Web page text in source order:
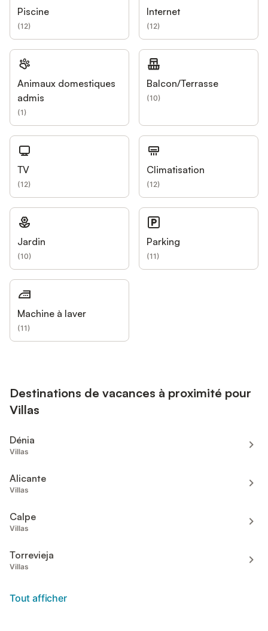
Piscine
(12)
Internet
(12)
Animaux domestiques
admis
(1)
Balcon/Terrasse
(10)
TV
(12)
Climatisation
(12)
Jardin
(10)
Parking
(11)
Machine à laver
(11)
Destinations de vacances à proximité pour
Villas
Dénia
Villas
Alicante
Villas
Calpe
Villas
Torrevieja
Villas
Tout afficher